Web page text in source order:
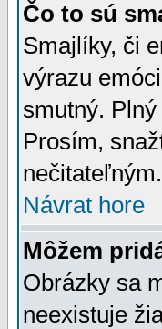
Čo to sú
Smajlíky, či
výrazu
smutný.
Prosím,
Návrat hore
Môžem
Obrázky sa
neexistuje